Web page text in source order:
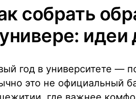
собрать
год в университете —
это не официальный